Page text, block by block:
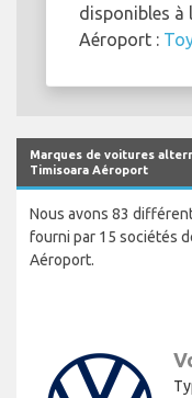
disponibles à
Aéroport :
Marques de voitures
Timisoara Aéroport
Nous avons 83
fourni par 15 sociétés
Aéroport.